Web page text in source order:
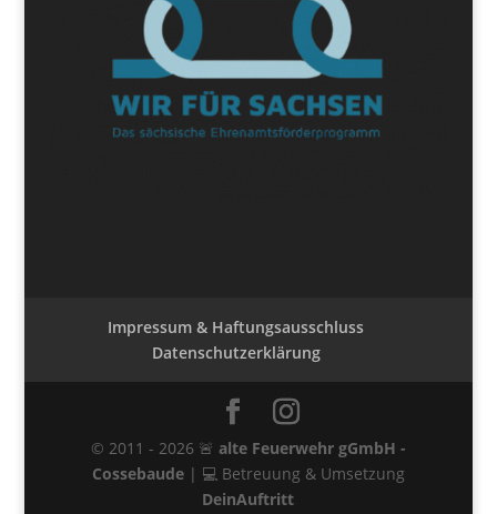
Impressum & Haftungsausschluss
Datenschutzerklärung
© 2011 - 2026 🚨 alte Feuerwehr gGmbH -
Cossebaude| 💻 Betreuung & Umsetzung
DeinAuftritt